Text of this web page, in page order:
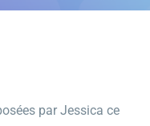
par Jessica ce